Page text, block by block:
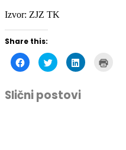
Izvor: ZJZ TK
Share this:
Click
to
share
Facebook
(Opens
Click
to
share
Twitter
(Opens
Click
to
Slični postovi